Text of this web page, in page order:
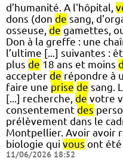
d’humanité. A l'hôpital,
dons (don de sang,
osseuse, de gamettes,
Don à la greffe : une
l’ultime [...] suivantes :
plus de 18 ans et moins
accepter de répondre à
faire une prise de sang.
[...] recherche, de votre
consentement des
prélèvement dans le
Montpellier. Avoir avoir
biologie qui vous ont été
11/06/2026 18:52